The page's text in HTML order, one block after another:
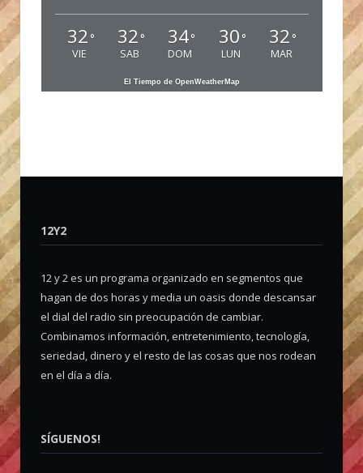
32 °
VIE
32 °
SAB
34°
DOM
30 °
LUN
32 °
MAR
El Tiempo de OpenWeatherMap
12Y2
12 y 2 es un programa organizado en segmentos que
hagan de dos horas y media un oasis donde descansar
el dial del radio sin preocupación de cambiar.
Combinamos información, entretenimiento, tecnología,
seriedad, dinero y el resto de las cosas que nos rodean
en el día a día.
SÍGUENOS!